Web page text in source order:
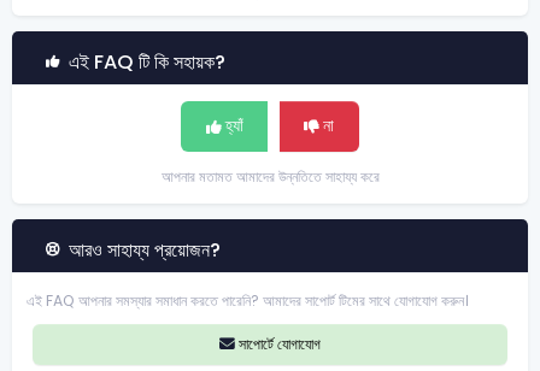
Skill
Exams
Settings
Hand Notes
এই FAQ টি কি সহায়ক?
হ্যাঁ না
আপনার মতামত আমাদের উন্নতিতে সাহায্য করে
আরও সাহায্য প্রয়োজন?
এই FAQ আপনার সমস্যার সমাধান করতে পারেনি? আমাদের সাপোর্ট টিমের সাথে যোগাযোগ করুন।
সাপোর্টে যোগাযোগ